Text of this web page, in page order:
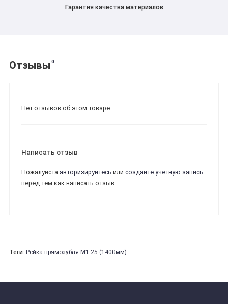
Гарантия качества материалов
Отзывы 0
Нет отзывов об этом товаре.
Написать отзыв
Пожалуйста авторизируйтесь или создайте учетную запись
перед тем как написать отзыв
Теги: Рейка прямозубая М1.25 (1400мм)